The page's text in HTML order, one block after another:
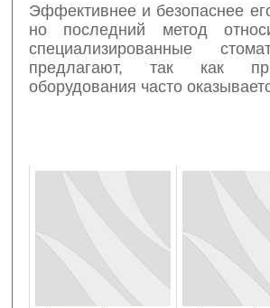
Эффективнее и безопаснее
но последний метод
специализированные
предлагают, так как
оборудования часто